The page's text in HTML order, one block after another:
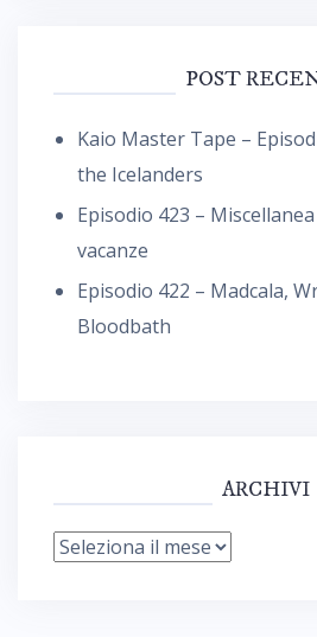
POST
Kaio Master Tape –
the Icelanders
Episodio 423 –
vacanze
Episodio 422 – Madcala,
Bloodbath
ARCHIVI
Archivi